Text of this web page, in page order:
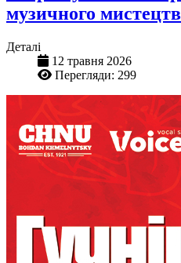
музичного
Деталі
12 травня 2026
Перегляди: 299